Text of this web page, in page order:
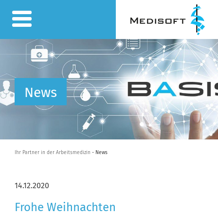
News
Ihr Partner in der Arbeitsmedizin - News
14.12.2020
Frohe Weihnachten